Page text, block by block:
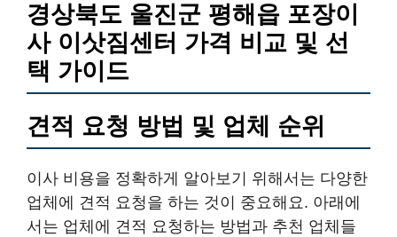
경상북도 울진군 평해읍 포장이
사 이삿짐센터 가격 비교 및 선
택 가이드
견적 요청 방법 및 업체 순위
이사 비용을 정확하게 알아보기 위해서는 다양한
업체에 견적 요청을 하는 것이 중요해요. 아래에
서는 업체에 견적 요청하는 방법과 추천 업체들